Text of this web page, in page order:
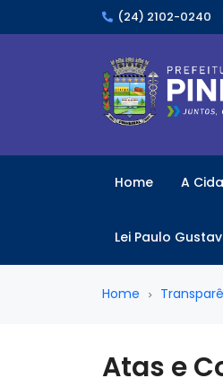
(24) 2102-0240
Home A
Lei Paulo
Home
Atas e